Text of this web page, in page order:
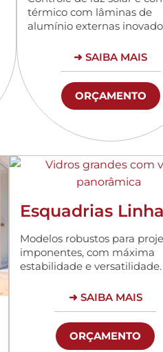
térmico com lâminas de
alumínio externas
➜ SAIBA MAIS
ORÇAMENTO
Esquadrias
Modelos robustos para
imponentes, com máxima
estabilidade e versatilidade.
➜ SAIBA MAIS
ORÇAMENTO